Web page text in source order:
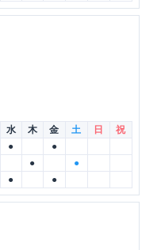
水 木 金 土 日
祝
●
●
●
●
● ●